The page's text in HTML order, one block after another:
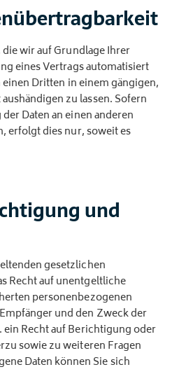
die wir auf Grundlage Ihrer
eines Vertrags automatisiert
Dritten in einem gängigen,
zu lassen. Sofern
Daten an einen anderen
erfolgt dies nur, soweit es
und
gesetzlichen
Recht auf unentgeltliche
personenbezogenen
und den Zweck der
Recht auf Berichtigung oder
sowie zu weiteren Fragen
Daten können Sie sich